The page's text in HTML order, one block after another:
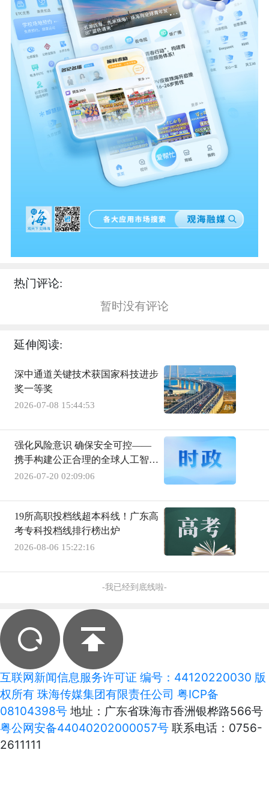
热门评论:
暂时没有评论
延伸阅读:
深中通道关键技术获国家科技进步
奖一等奖
2026-07-08 15:44:53
强化风险意识 确保安全可控——
携手构建公正合理的全球人工智能
治理体系述评之二
2026-07-20 02:09:06
19所高职投档线超本科线！广东高
考专科投档线排行榜出炉
2026-08-06 15:22:16
-我已经到底线啦-
互联网新闻信息服务许可证 编号：44120220030 版
权所有 珠海传媒集团有限责任公司 粤ICP备
08104398号 地址：广东省珠海市香洲银桦路566号
粤公网安备44040202000057号 联系电话：0756-
2611111